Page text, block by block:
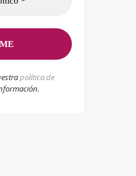
política de